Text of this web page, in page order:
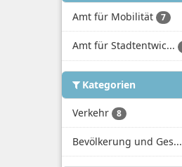
Amt für Mobilität 7
Amt für Stadtentwic...
Kategorien
Verkehr 8
Bevölkerung und Ges...